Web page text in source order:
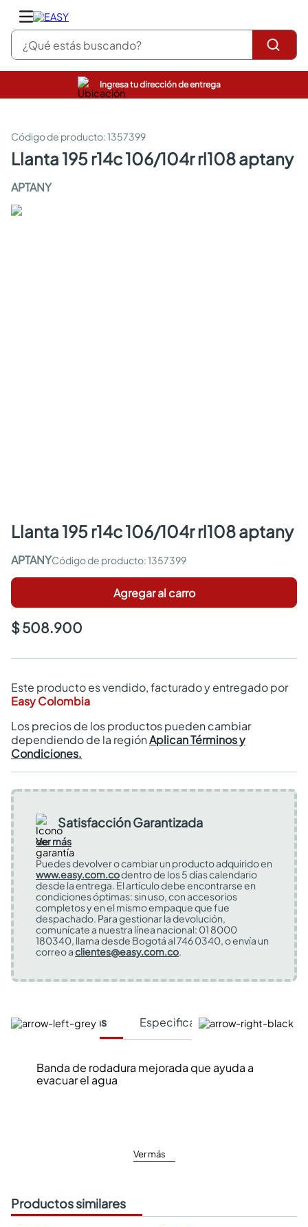
¿Qué estás buscando?
Ingresa tu dirección de entrega
:1357399
llanta 195 r14c 106/104r rl108 aptany
APTANY
llanta 195 r14c 106/104r rl108 aptany
APTANY :1357399
Agregar al carro
$ 508.900
Este producto es vendido, facturado y entregado por
Easy Colombia
Los precios de los productos pueden cambiar
dependiendo de la regiónAplican Términos y
Condiciones.
Satisfacción Garantizada
Ver más
Puedes devolver o cambiar un producto adquirido en
www.easy.com.codentro de los 5 días calendario
desde la entrega. El artículo debe encontrarse en
condiciones óptimas: sin uso, con accesorios
completos y en el mismo empaque que fue
despachado. Para gestionar la devolución,
comunícate a nuestra línea nacional: 01 8000
180340, llama desde Bogotá al 746 0340, o envía un
correo aclientes@easy.com.co.
Características Especificaciones Técnicas
Banda de rodadura mejorada que ayuda a
evacuar el agua
Ver más
Productos similares
pinturas
sanitarios
comedor
pisos
comedores